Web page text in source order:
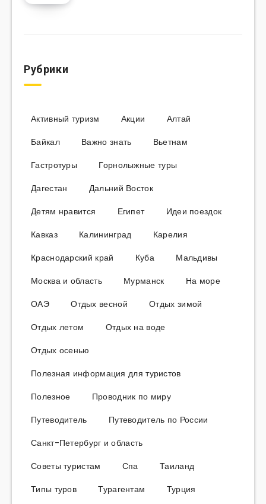
Рубрики
Активный туризм Акции
Алтай
Байкал
Важно знать
Вьетнам
Гастротуры
Горнолыжные туры
Дагестан
Дальний Восток
Детям нравится
Египет
Идеи поездок
Кавказ
Калининград
Карелия
Краснодарский край
Куба
Мальдивы
Москва и область
Мурманск
На море
ОАЭ
Отдых весной
Отдых зимой
Отдых летом
Отдых на воде
Отдых осенью
Полезная информация для туристов
Полезное
Проводник по миру
Путеводитель
Путеводитель по России
Санкт-Петербург и область
Советы туристам
Спа
Таиланд
Типы туров
Турагентам Турция